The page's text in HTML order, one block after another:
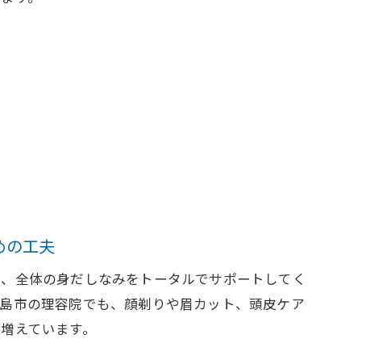
の工夫
全体の身だしなみをトータルでサポートしてく
市の理容院でも、顔剃りや眉カット、頭皮ケア
えています。